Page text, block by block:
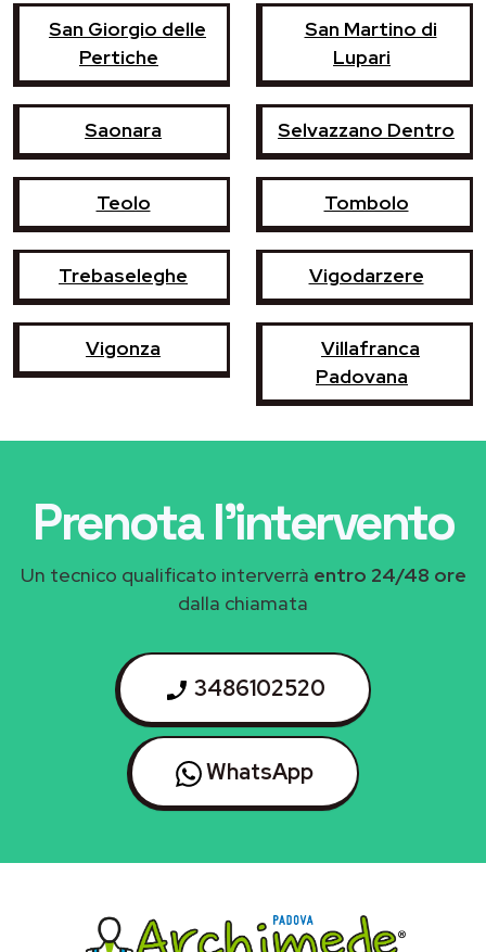
San Giorgio delle
Pertiche
San Martino di
Lupari
Saonara Selvazzano Dentro
Teolo Tombolo
Trebaseleghe Vigodarzere
Vigonza
Villafranca
Padovana
Prenota l'intervento
Un tecnico qualificato interverrà entro 24/48 ore
dalla chiamata
3486102520
WhatsApp